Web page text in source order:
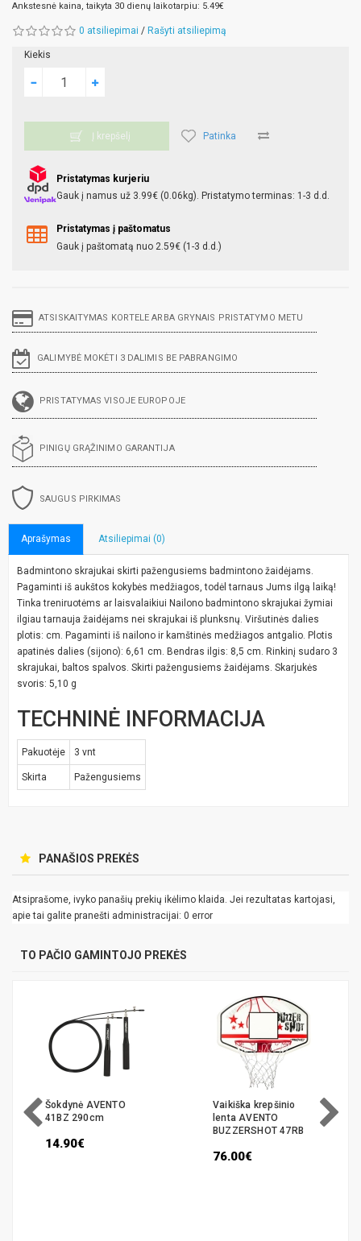
Ankstesnė kaina, taikyta 30 dienų laikotarpiu: 5.49€
0 atsiliepimai / Rašyti atsiliepimą
Kiekis
Į krepšelį Patinka
Pristatymas kurjeriu
Gauk į namus už 3.99€ (0.06kg). Pristatymo terminas: 1-3 d.d.
Pristatymas į paštomatus
Gauk į paštomatą nuo 2.59€ (1-3 d.d.)
ATSISKAITYMAS KORTELE ARBA GRYNAIS PRISTATYMO METU
GALIMYBĖ MOKĖTI 3 DALIMIS BE PABRANGIMO
PRISTATYMAS VISOJE EUROPOJE
PINIGŲ GRĄŽINIMO GARANTIJA
SAUGUS PIRKIMAS
Aprašymas Atsiliepimai (0)
Badmintono skrajukai skirti pažengusiems badmintono žaidėjams.
Pagaminti iš aukštos kokybės medžiagos, todėl tarnaus Jums ilgą laiką!
Tinka treniruotėms ar laisvalaikiui Nailono badmintono skrajukai žymiai
ilgiau tarnauja žaidėjams nei skrajukai iš plunksnų. Viršutinės dalies
plotis: cm. Pagaminti iš nailono ir kamštinės medžiagos antgalio. Plotis
apatinės dalies (sijono): 6,61 cm. Bendras ilgis: 8,5 cm. Rinkinį sudaro 3
skrajukai, baltos spalvos. Skirti pažengusiems žaidėjams. Skarjukės
svoris: 5,10 g
TECHNINĖ INFORMACIJA
Pakuotėje 3 vnt
Skirta Pažengusiems
PANAŠIOS PREKĖS
Atsiprašome, ivyko panašių prekių ikėlimo klaida. Jei rezultatas kartojasi,
apie tai galite pranešti administracijai: 0 error
TO PAČIO GAMINTOJO PREKĖS
Šokdynė AVENTO
41BZ 290cm
14.90€
Vaikiška krepšinio
lenta AVENTO
BUZZERSHOT 47RB
76.00€